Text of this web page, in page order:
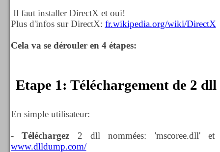
Il faut installer DirectX et oui!
Plus d'infos sur DirectX: fr.wikipedia.org/wiki/DirectX
Cela va se dérouler en 4 étapes:
Etape 1: Téléchargement de 2 dll
En simple utilisateur:
-Téléchargez 2 dll nommées: 'mscoree.dll' et
www.dlldump.com/